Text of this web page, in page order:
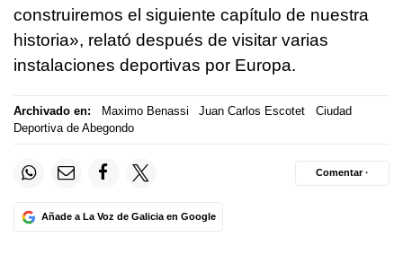
construiremos el siguiente capítulo de nuestra
historia», relató después de visitar varias
instalaciones deportivas por Europa.
Archivado en: Maximo Benassi Juan Carlos Escotet
Ciudad
Deportiva de Abegondo
Añade a La Voz de Galicia en Google
Comentar ·